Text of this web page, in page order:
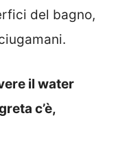
del bagno,
il water
c’è,